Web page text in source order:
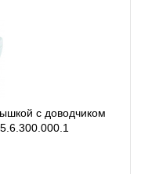
с доводчиком